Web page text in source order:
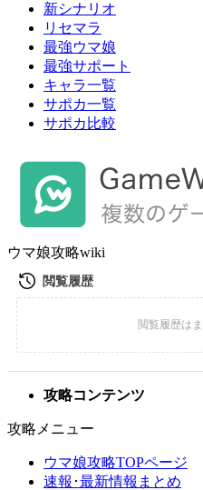
新シナリオ
リセマラ
最強ウマ娘
最強サポート
キャラ一覧
サポカ一覧
サポカ比較
ウマ娘攻略wiki
攻略コンテンツ
攻略メニュー
ウマ娘攻略TOPページ
速報･最新情報まとめ